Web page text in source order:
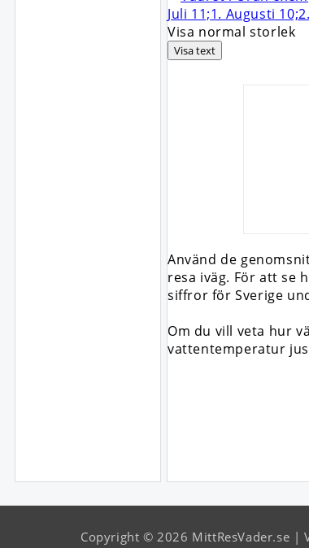
Visa normal storlek
Visa text
Använd de
resa iväg. För att se
siffror för Sverige
Om du vill veta hur
vattentemperatur
Copyright © 2026 MittResVader.se